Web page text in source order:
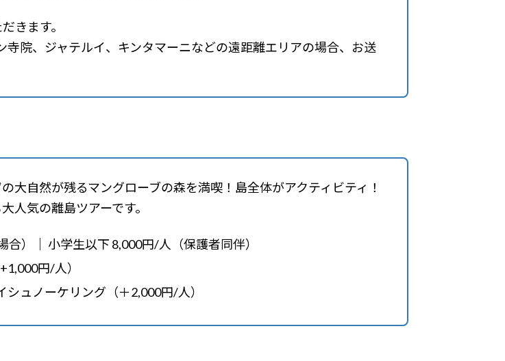
きます。
院、ジャテルイ、キンタマーニなどの遠距離エリアの場合、お送
大自然が残るマングローブの森を満喫！島全体がアクティビティ！
人気の離島ツアーです。
）｜ 小学生以下 8,000円/人（保護者同伴）
円/人）
シュノーケリング（＋2,000円/人）